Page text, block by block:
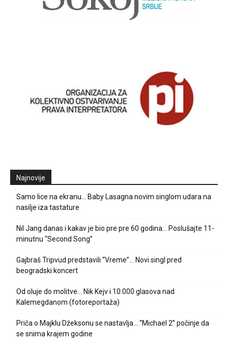
Najnovije
Samo lice na ekranu… Baby Lasagna novim singlom udara na
nasilje iza tastature
Nil Jang danas i kakav je bio pre pre 60 godina… Poslušajte 11-
minutnu “Second Song”
Gajbraš Tripvud predstavili “Vreme”… Novi singl pred
beogradski koncert
Od oluje do molitve… Nik Kejv i 10.000 glasova nad
Kalemegdanom (fotoreportaža)
Priča o Majklu Džeksonu se nastavlja… “Michael 2” počinje da
se snima krajem godine